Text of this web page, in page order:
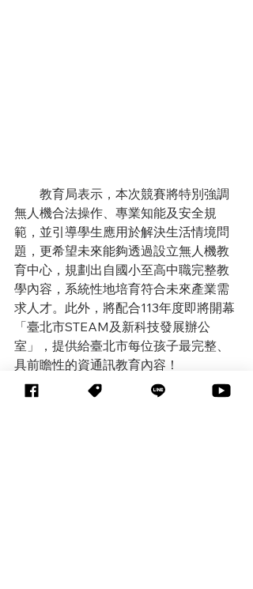
教育局表示，本次競賽將特別強調
無人機合法操作、專業知能及安全規
範，並引導學生應用於解決生活情境問
題，更希望未來能夠透過設立無人機教
育中心，規劃出自國小至高中職完整教
學內容，系統性地培育符合未來產業需
求人才。此外，將配合113年度即將開幕
「臺北市STEAM及新科技發展辦公
室」，提供給臺北市每位孩子最完整、
具前瞻性的資通訊教育內容！
資料來源：臺北市政府教育局